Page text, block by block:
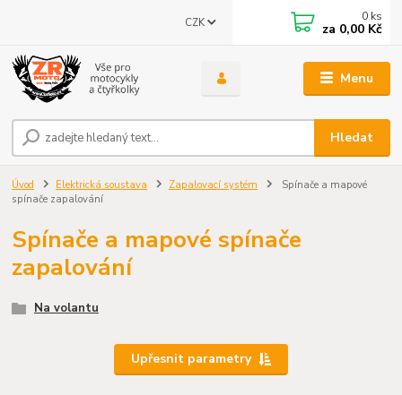
Menu
CZK
Hledat
0 ks
za 0,00 Kč
Úvod Elektrická soustava Zapalovací systém
Spínače a mapové
spínače zapalování
Spínače a mapové spínače
zapalování
Na volantu
Upřesnit parametry